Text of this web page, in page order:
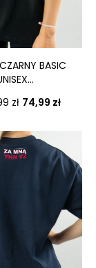
BASIC
zł Cena
74,99 zł